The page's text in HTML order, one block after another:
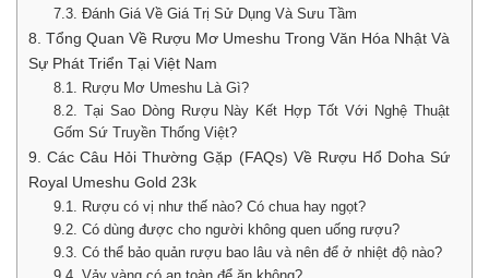
7.3. Đánh Giá Về Giá Trị Sử Dụng Và Sưu Tầm
8. Tổng Quan Về Rượu Mơ Umeshu Trong Văn Hóa Nhật Và
Sự Phát Triển Tại Việt Nam
8.1. Rượu Mơ Umeshu Là Gì?
8.2. Tại Sao Dòng Rượu Này Kết Hợp Tốt Với Nghệ Thuật
Gốm Sứ Truyền Thống Việt?
9. Các Câu Hỏi Thường Gặp (FAQs) Về Rượu Hổ Doha Sứ
Royal Umeshu Gold 23k
9.1. Rượu có vị như thế nào? Có chua hay ngọt?
9.2. Có dùng được cho người không quen uống rượu?
9.3. Có thể bảo quản rượu bao lâu và nên để ở nhiệt độ nào?